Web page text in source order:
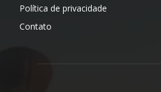
Política de privacidade
Contato